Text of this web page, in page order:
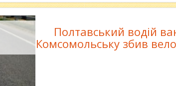
Полтавський водій
Комсомольську збив